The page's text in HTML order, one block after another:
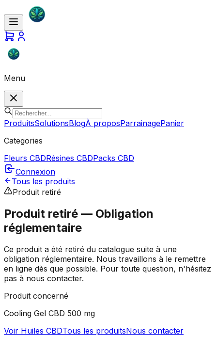
Menu
ProduitsSolutionsBlogÀ proposParrainagePanier
Categories
Fleurs CBDRésines CBDPacks CBD
Connexion
Tous les produits
Produit retiré
Produit retiré — Obligation
réglementaire
Ce produit a été retiré du catalogue suite à une
obligation réglementaire. Nous travaillons à le remettre
en ligne dès que possible. Pour toute question, n'hésitez
pas à nous contacter.
Produit concerné
Cooling Gel CBD 500 mg
Voir Huiles CBDTous les produitsNous contacter